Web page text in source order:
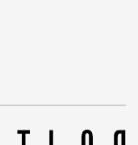
в очереди в